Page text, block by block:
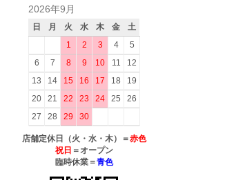
2026年9月
日 月 火 水 木 金
土
1
2 3 4
5
6
7 8 9 10 11
12
13
14 15 16 17 18
19
20
21 22 23 24 25
26
27
28 29 30
店舗定休日（火・水・木）＝赤色
祝日 ＝オープン
臨時休業＝青色